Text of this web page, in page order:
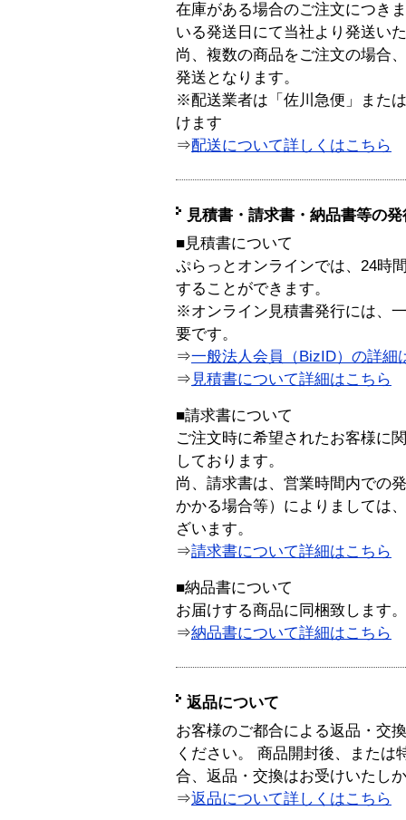
在庫がある場合のご注文につき
いる発送日にて当社より発送い
尚、複数の商品をご注文の場合
発送となります。
※配送業者は「佐川急便」また
けます
⇒配送について詳しくはこちら
見積書・請求書・納品書等の
■見積書について
ぷらっとオンラインでは、24時
することができます。
※オンライン見積書発行には、
要です。
⇒一般法人会員（BizID）の詳細
⇒ 見積書について詳細はこちら
■請求書について
ご注文時に希望されたお客様に
しております。
尚、請求書は、営業時間内での
かかる場合等）によりましては
ざいます。
⇒請求書について詳細はこちら
■納品書について
お届けする商品に同梱致します。
⇒納品書について詳細はこちら
返品について
お客様のご都合による返品・交
ください。 商品開封後、または
合、返品・交換はお受けいたし
⇒返品について詳しくはこちら